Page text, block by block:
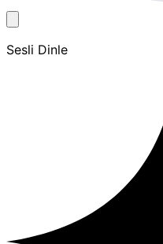
Sesli Dinle